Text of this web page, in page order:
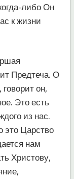
либо Он
к жизни
Предтеча. О
он,
Это есть
из нас.
это Царство
нам
Христову,